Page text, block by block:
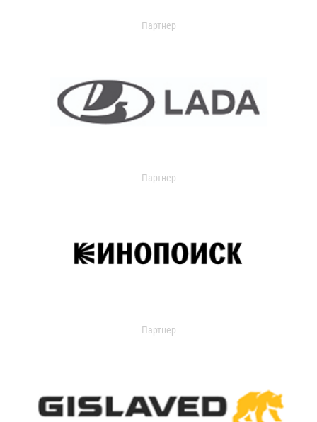
Партнер
Партнер
Партнер